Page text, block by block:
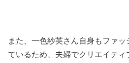
また、一色紗英さん自身もファ
ているため、夫婦でクリエイテ